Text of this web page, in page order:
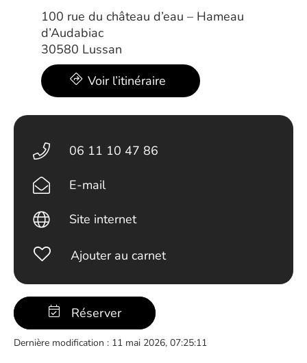
100 rue du château d’eau – Hameau
d’Audabiac
30580 Lussan
Voir l’itinéraire
06 11 10 47 86
E-mail
Site internet
Ajouter au carnet
Réserver
Dernière modification : 11 mai 2026, 07:25:11